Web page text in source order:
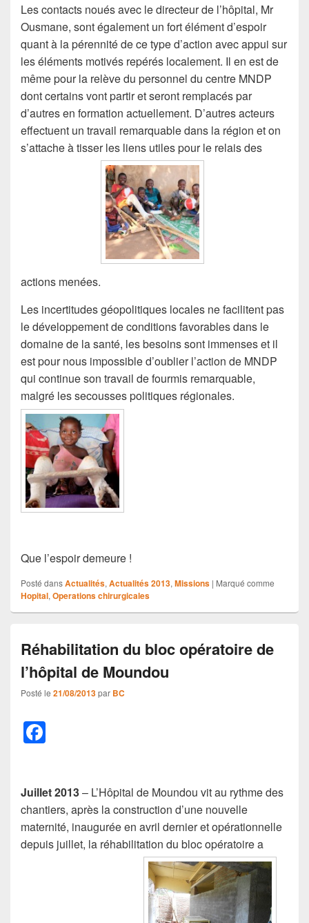
Les contacts noués avec le directeur de l’hôpital, Mr
Ousmane, sont également un fort élément d’espoir
quant à la pérennité de ce type d’action avec appui sur
les éléments motivés repérés localement. Il en est de
même pour la relève du personnel du centre MNDP
dont certains vont partir et seront remplacés par
d’autres en formation actuellement. D’autres acteurs
effectuent un travail remarquable dans la région et on
s’attache à tisser les liens utiles pour le relais des
actions menées.
Les incertitudes géopolitiques locales ne facilitent pas
le développement de conditions favorables dans le
domaine de la santé, les besoins sont immenses et il
est pour nous impossible d’oublier l’action de MNDP
qui continue son travail de fourmis remarquable,
malgré les secousses politiques régionales.
Que l’espoir demeure !
Posté dansActualités, Actualités 2013, Missions | Marqué comme
Hopital, Operations chirurgicales
Réhabilitation du bloc opératoire de
l’hôpital de Moundou
Posté le 21/08/2013par BC
e
b
o
Juillet 2013– L’Hôpital de Moundou vit au rythme des
chantiers, après la construction d’une nouvelle
maternité, inaugurée en avril dernier et opérationnelle
depuis juillet, la réhabilitation du bloc opératoire a